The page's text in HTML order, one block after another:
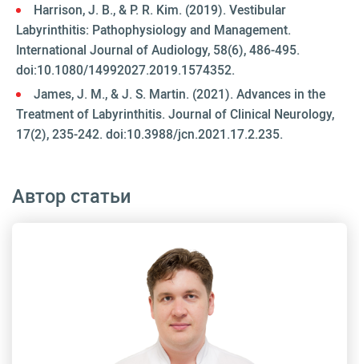
Harrison, J. B., & P. R. Kim. (2019). Vestibular
Labyrinthitis: Pathophysiology and Management.
International Journal of Audiology, 58(6), 486-495.
doi:10.1080/14992027.2019.1574352.
James, J. M., & J. S. Martin. (2021). Advances in the
Treatment of Labyrinthitis. Journal of Clinical Neurology,
17(2), 235-242. doi:10.3988/jcn.2021.17.2.235.
Автор статьи